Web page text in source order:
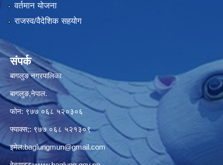
वर्तमान योजना
राजस्व/वैदेशिक सहयोग
संपर्क
बागलुङ नगरपालिका
बागलुङ,नेपाल.
फोन: ९७७ ०६८ ५२०३०६
फ्याक्स;: ९७७ ०६८ ५२१३०९
इमेल:baglungmun@gmail.com